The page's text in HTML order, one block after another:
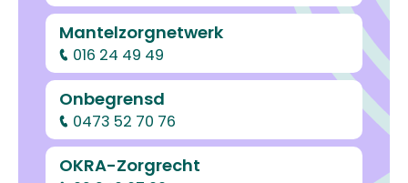
Mantelzorgnetwerk
016 24 49 49
Onbegrensd
0473 52 70 76
OKRA-Zorgrecht